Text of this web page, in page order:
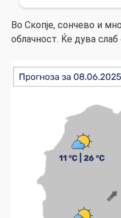
Во Скопје, сончево и
облачност. Ќе дува